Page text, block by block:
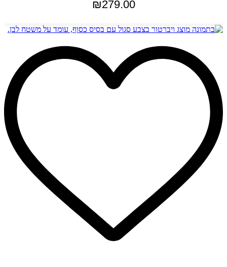
₪279.00